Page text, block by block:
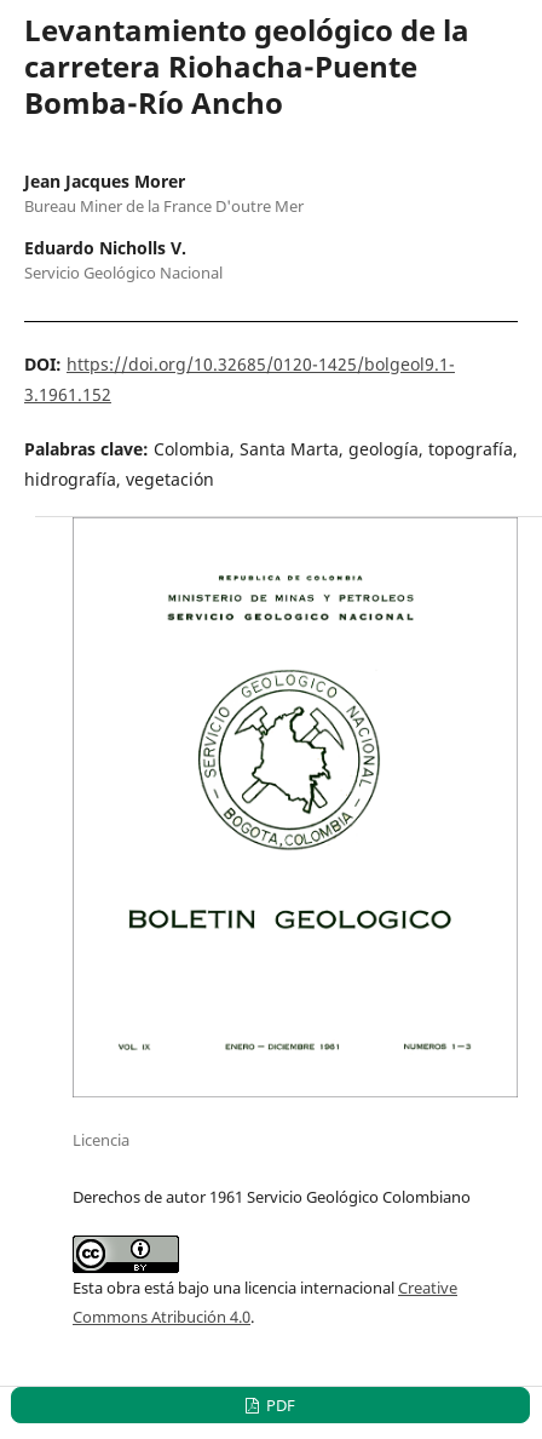
Levantamiento geológico de la
carretera Riohacha-Puente
Bomba-Río Ancho
Jean Jacques Morer
Bureau Miner de la France D'outre Mer
Eduardo Nicholls V.
Servicio Geológico Nacional
DOI: https://doi.org/10.32685/0120-1425/bolgeol9.1-
3.1961.152
Palabras clave: Colombia, Santa Marta, geología, topografía,
hidrografía, vegetación
Licencia
Derechos de autor 1961 Servicio Geológico Colombiano
Esta obra está bajo una licencia internacionalCreative
Commons Atribución 4.0.
PDF